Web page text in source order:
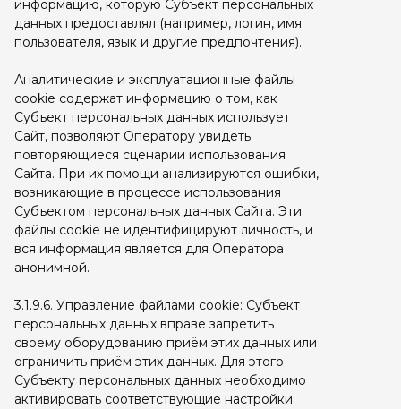
информацию, которую Субъект персональных
данных предоставлял (например, логин, имя
пользователя, язык и другие предпочтения).
Аналитические и эксплуатационные файлы
cookie содержат информацию о том, как
Субъект персональных данных использует
Сайт, позволяют Оператору увидеть
повторяющиеся сценарии использования
Сайта. При их помощи анализируются ошибки,
возникающие в процессе использования
Субъектом персональных данных Сайта. Эти
файлы cookie не идентифицируют личность, и
вся информация является для Оператора
анонимной.
3.1.9.6. Управление файлами cookie: Субъект
персональных данных вправе запретить
своему оборудованию приём этих данных или
ограничить приём этих данных. Для этого
Субъекту персональных данных необходимо
активировать соответствующие настройки